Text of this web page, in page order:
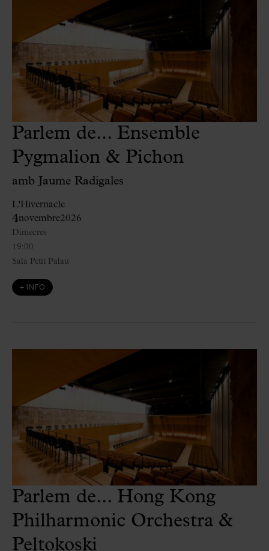
Parlem de... Ensemble
Pygmalion & Pichon
amb Jaume Radigales
L'Hivernacle
4novembre2026
19:00
Dimecres
Sala Petit Palau
+ INFO
Parlem de... Hong Kong
Philharmonic Orchestra &
Peltokoski